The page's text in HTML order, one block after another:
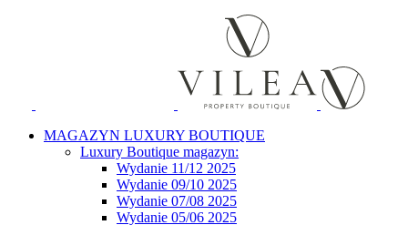
MAGAZYN LUXURY BOUTIQUE
Luxury Boutique magazyn:
Wydanie 11/12 2025
Wydanie 09/10 2025
Wydanie 07/08 2025
Wydanie 05/06 2025